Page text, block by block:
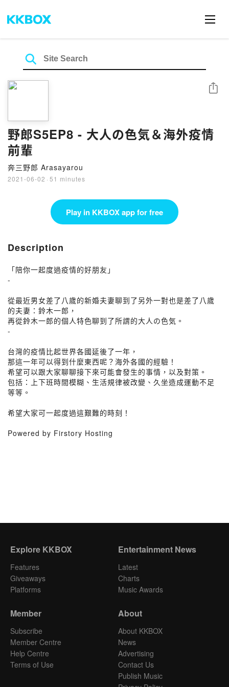
野郎S5EP8 - 大人の色気＆海外疫情
前輩
奔三野郎 Arasayarou
2021-06-02 · 51 minutes
Share
Play in KKBOX app for free
Description
「陪你一起度過疫情的好朋友」
-
從最近男女差了八歲的新婚夫妻聊到了另外一對也是差了八歲
的夫妻：鈴木一郎，
再從鈴木一郎的個人特色聊到了所謂的大人の色気。
-
台灣的疫情比起世界各國延後了一年，
那這一年可以得到什麼東西呢？海外各國的經驗！
希望可以跟大家聊聊接下來可能會發生的事情，以及對策。
包括：上下班時間模糊、生活規律被改變、久坐造成運動不足
等等。
希望大家可一起度過這艱難的時刻！
Powered by Firstory Hosting
Explore KKBOX
Features
Giveaways
Platforms
Entertainment News
Latest
Charts
Music Awards
Member
Subscribe
Member Centre
Help Centre
Terms of Use
About
About KKBOX
News
Advertising
Contact Us
Publish Music